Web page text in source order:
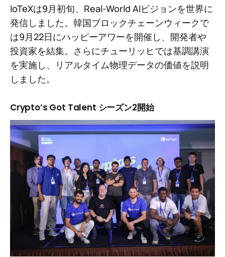
IoTeXは9月初旬、Real-World AIビジョンを世界に
発信しました。韓国ブロックチェーンウィークで
は9月22日にハッピーアワーを開催し、開発者や
投資家を結集。さらにチューリッヒでは基調講演
を実施し、リアルタイム物理データの価値を説明
しました。
Crypto’s Got Talent シーズン2開始